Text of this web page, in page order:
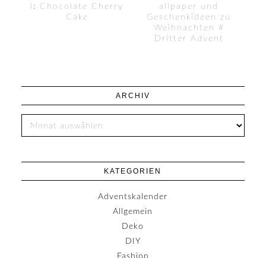
l: Chocolate Cherry
Cake
allpaper und
Geschenkideen zu
Weihnachten #
Dritter Advent
ARCHIV
KATEGORIEN
Adventskalender
Allgemein
Deko
DIY
Fashion